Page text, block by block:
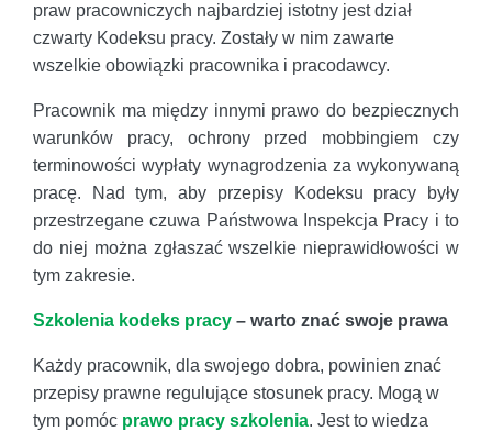
praw pracowniczych najbardziej istotny jest dział
czwarty Kodeksu pracy. Zostały w nim zawarte
wszelkie obowiązki pracownika i pracodawcy.
Pracownik ma między innymi prawo do bezpiecznych
warunków pracy, ochrony przed mobbingiem czy
terminowości wypłaty wynagrodzenia za wykonywaną
pracę. Nad tym, aby przepisy Kodeksu pracy były
przestrzegane czuwa Państwowa Inspekcja Pracy i to
do niej można zgłaszać wszelkie nieprawidłowości w
tym zakresie.
Szkolenia kodeks pracy – warto znać swoje prawa
Każdy pracownik, dla swojego dobra, powinien znać
przepisy prawne regulujące stosunek pracy. Mogą w
tym pomóc prawo pracy szkolenia. Jest to wiedza